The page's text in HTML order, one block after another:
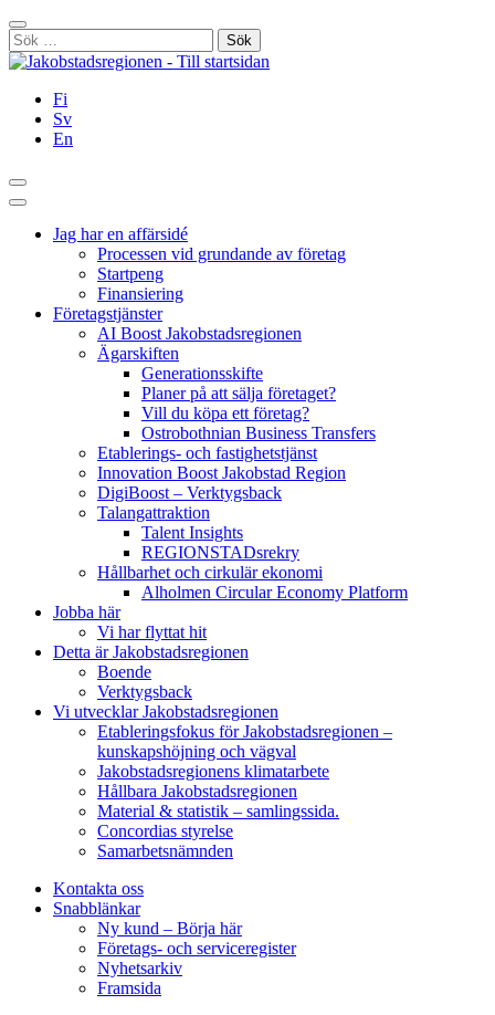
Hoppa
till
innehållet
Stäng
Sök
efter:
Fi
Sv
En
Sök
Huvudmeny
Jag har en affärsidé
Processen vid grundande av företag
Startpeng
Finansiering
Företagstjänster
AI Boost Jakobstadsregionen
Ägarskiften
Generationsskifte
Planer på att sälja företaget?
Vill du köpa ett företag?
Ostrobothnian Business Transfers
Etablerings- och fastighetstjänst
Innovation Boost Jakobstad Region
DigiBoost – Verktygsback
Talangattraktion
Talent Insights
REGIONSTADsrekry
Hållbarhet och cirkulär ekonomi
Alholmen Circular Economy Platform
Jobba här
Vi har flyttat hit
Detta är Jakobstadsregionen
Boende
Verktygsback
Vi utvecklar Jakobstadsregionen
Etableringsfokus för Jakobstadsregionen –
kunskapshöjning och vägval
Jakobstadsregionens klimatarbete
Hållbara Jakobstadsregionen
Material & statistik – samlingssida.
Concordias styrelse
Samarbetsnämnden
Kontakta oss
Snabblänkar
Ny kund – Börja här
Företags- och serviceregister
Nyhetsarkiv
Framsida